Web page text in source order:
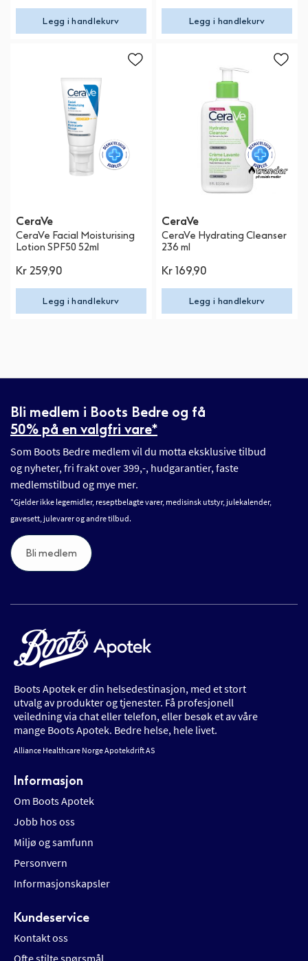
Legg i handlekurv Legg i handlekurv
CeraVe
CeraVe Facial Moisturising
Lotion SPF50 52ml
Kr 259,90
Legg i handlekurv
CeraVe
CeraVe Hydrating Cleanser
236 ml
Kr 169,90
Legg i handlekurv
Bli medlem i Boots Bedre og få
50% på en valgfri vare*
Som Boots Bedre medlem vil du motta eksklusive tilbud
og nyheter, fri frakt over 399,-, hudgarantier, faste
medlemstilbud og mye mer.
*Gjelder ikke legemidler, reseptbelagte varer, medisinsk utstyr, julekalender,
gavesett, julevarer og andre tilbud.
Bli medlem
Boots Apotek er din helsedestinasjon, med et stort
utvalg av produkter og tjenester. Få profesjonell
veiledning via chat eller telefon, eller besøk et av våre
mange Boots Apotek. Bedre helse, hele livet.
Alliance Healthcare Norge Apotekdrift AS
Informasjon
Om Boots Apotek
Jobb hos oss
Miljø og samfunn
Personvern
Informasjonskapsler
Kundeservice
Kontakt oss
Ofte stilte spørsmål